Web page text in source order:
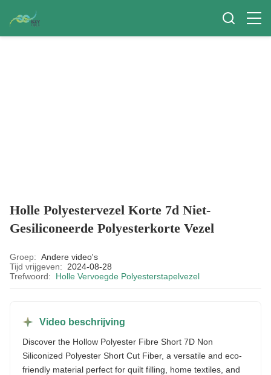
Holle Polyestervezel Korte 7d Niet-
Gesiliconeerde Polyesterkorte Vezel
Groep: Andere video's
Tijd vrijgeven:
2024-08-28
Trefwoord:
Holle Vervoegde Polyesterstapelvezel
Video beschrijving
Discover the Hollow Polyester Fibre Short 7D Non
Siliconized Polyester Short Cut Fiber, a versatile and eco-
friendly material perfect for quilt filling, home textiles, and